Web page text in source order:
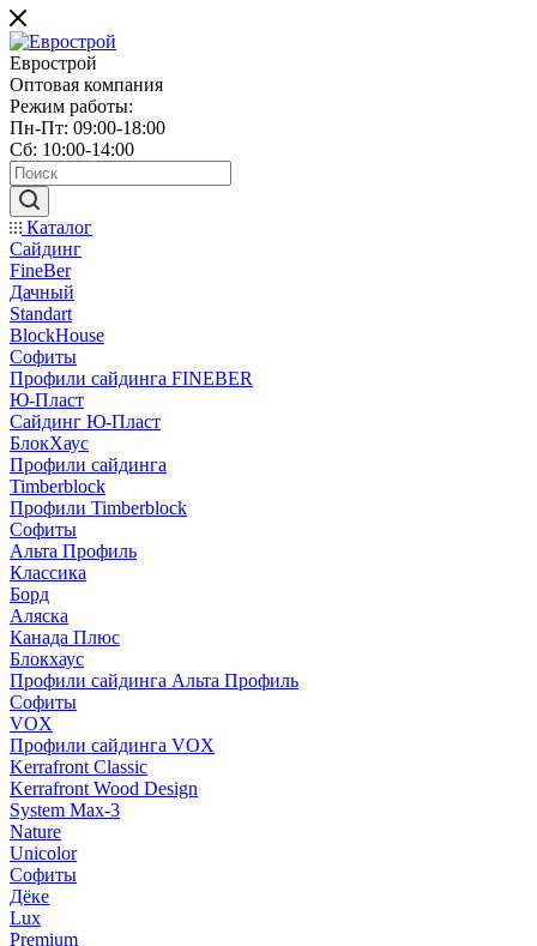
Еврострой
Оптовая компания
Режим работы:
Пн-Пт: 09:00-18:00
Сб: 10:00-14:00
Каталог
Сайдинг
FineBer
Дачный
Standart
BlockHouse
Софиты
Профили сайдинга FINEBER
Ю-Пласт
Сайдинг Ю-Пласт
БлокХаус
Профили сайдинга
Timberblock
Профили Timberblock
Софиты
Альта Профиль
Классика
Борд
Аляска
Канада Плюс
Блокхаус
Профили сайдинга Альта Профиль
Софиты
VOX
Профили сайдинга VOX
Kerrafront Classic
Kerrafront Wood Design
System Max-3
Nature
Unicolor
Софиты
Дёке
Lux
Premium